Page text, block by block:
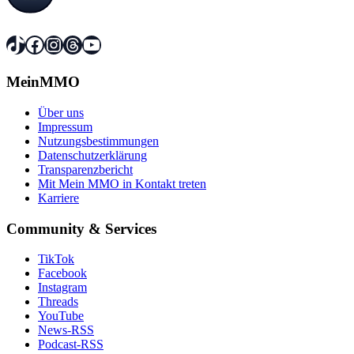
TikTok
Facebook
Instagram
Threads
YouTube
MeinMMO
Über uns
Impressum
Nutzungsbestimmungen
Datenschutzerklärung
Transparenzbericht
Mit Mein MMO in Kontakt treten
Karriere
Community & Services
TikTok
Facebook
Instagram
Threads
YouTube
News-RSS
Podcast-RSS